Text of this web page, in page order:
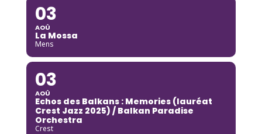
03
AOÛ
La Mossa
Mens
03
AOÛ
Echos des Balkans : Memories (lauréat
Crest Jazz 2025) / Balkan Paradise
Orchestra
Crest